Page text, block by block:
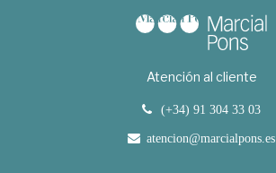
Atención al cliente
(+34) 91 304 33 03
atencion@marcialpons.es